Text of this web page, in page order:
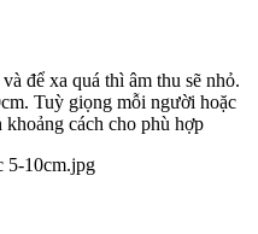
để xa quá thì âm thu sẽ nhỏ.
Tuỳ giọng mỗi người hoặc
cách cho phù hợp